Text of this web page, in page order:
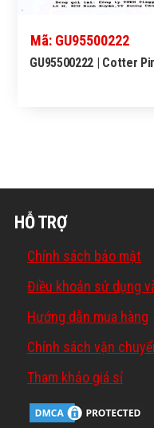
Mã: GU95500222
GU95500222 | Cotter
HỖ TRỢ
Chính sách bảo mật
Điều khoản sử dụng
Hướng dẫn mua hàng
Chính sách vận
Tham khảo giá sỉ